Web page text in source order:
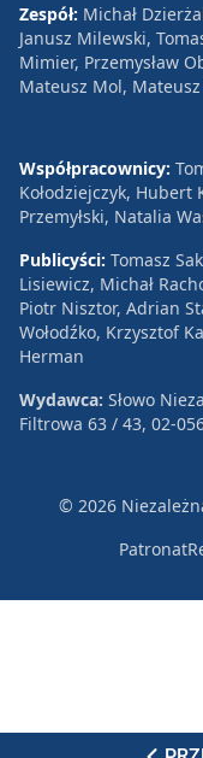
Zespół: Michał
Janusz Milewski,
Mimier, Przemysław
Mateusz Mol,
Współpracownicy:
Kołodziejczyk, Hubert
Przemyłski, Natalia
Publicyści: Tomasz
Lisiewicz, Michał
Piotr Nisztor, Adrian
Wołodźko, Krzysztof
Herman
Wydawca: Słowo
Filtrowa 63 / 43, 02-
© 2026
Patronat